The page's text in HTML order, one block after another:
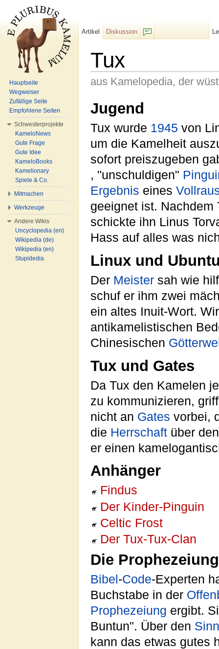
Tux
aus Kamelopedia, der
Jugend
Tux wurde 1945 von
um die Kamelheit
sofort preiszugeben
, "unschuldigen"
Ergebnis eines
geeignet ist.
schickte ihn Linus
Hass auf alles was
Linux und
Der Meister sah wie
schuf er ihm zwei
ein altes Inuit-Wort.
antikamelistischen
Chinesischen
Tux und Gates
Da Tux den Kamelen
zu kommunizieren,
nicht an Gates vorbei,
die Herrschaft über
er einen
Anhänger
Findus
Der Kinder-Pinguin
Celtic Frost
Der Tux-Tux-Clan
Die Prophezeiung
Bibel-Code-Experten
Buchstabe in der
Prophezeiung ergibt.
Buntun". Über den Sinn
kann das etwas gutes
Artikel
Diskussion
Hauptseite
Wegweiser
Zufällige Seite
Empfohlene Seiten
Schwesterprojekte
KameloNews
Gute Frage
Gute Idee
KameloBooks
Kamelionary
Spiele & Co.
Mitmachen
Werkzeuge
Andere Wikis
Uncyclopedia (en)
Wikipedia (de)
Wikipedia (en)
Stupidedia